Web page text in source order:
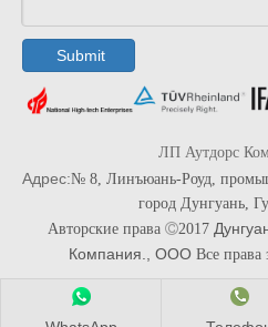
Submit
ЛП Аутдорс
Адрес:№ 8, Линъюань-Роуд,
город Дунгуань,
Авторские права 2017
Компания., ООО Все